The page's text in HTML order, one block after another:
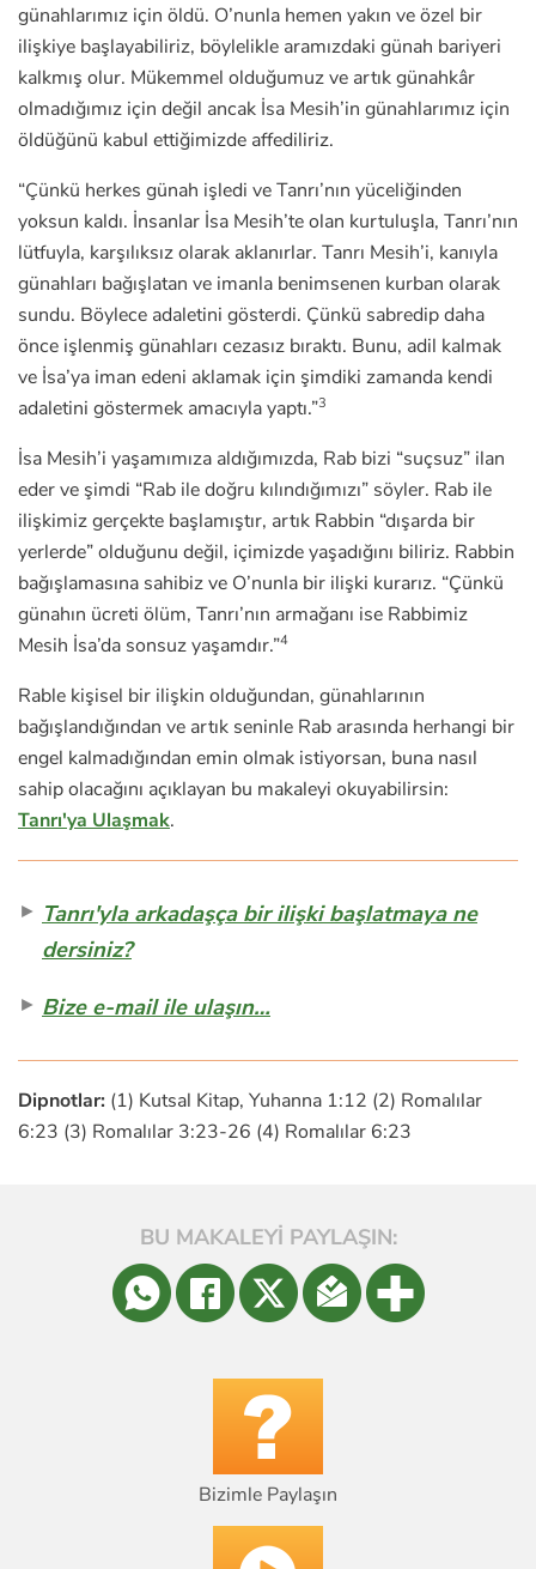
günahlarımız için öldü. O’nunla hemen yakın ve özel bir
ilişkiye başlayabiliriz, böylelikle aramızdaki günah bariyeri
kalkmış olur. Mükemmel olduğumuz ve artık günahkâr
olmadığımız için değil ancak İsa Mesih’in günahlarımız için
öldüğünü kabul ettiğimizde affediliriz.
“Çünkü herkes günah işledi ve Tanrı’nın yüceliğinden
yoksun kaldı. İnsanlar İsa Mesih’te olan kurtuluşla, Tanrı’nın
lütfuyla, karşılıksız olarak aklanırlar. Tanrı Mesih’i, kanıyla
günahları bağışlatan ve imanla benimsenen kurban olarak
sundu. Böylece adaletini gösterdi. Çünkü sabredip daha
önce işlenmiş günahları cezasız bıraktı. Bunu, adil kalmak
ve İsa’ya iman edeni aklamak için şimdiki zamanda kendi
adaletini göstermek amacıyla yaptı.”3
İsa Mesih’i yaşamımıza aldığımızda, Rab bizi “suçsuz” ilan
eder ve şimdi “Rab ile doğru kılındığımızı” söyler. Rab ile
ilişkimiz gerçekte başlamıştır, artık Rabbin “dışarda bir
yerlerde” olduğunu değil, içimizde yaşadığını biliriz. Rabbin
bağışlamasına sahibiz ve O’nunla bir ilişki kurarız. “Çünkü
günahın ücreti ölüm, Tanrı’nın armağanı ise Rabbimiz
Mesih İsa’da sonsuz yaşamdır.”4
Rable kişisel bir ilişkin olduğundan, günahlarının
bağışlandığından ve artık seninle Rab arasında herhangi bir
engel kalmadığından emin olmak istiyorsan, buna nasıl
sahip olacağını açıklayan bu makaleyi okuyabilirsin:
Tanrı'ya Ulaşmak.
► Tanrı'yla arkadaşça bir ilişki başlatmaya ne
dersiniz?
► Bize e-mail ile ulaşın…
Dipnotlar: (1) Kutsal Kitap, Yuhanna 1:12 (2) Romalılar
6:23 (3) Romalılar 3:23-26 (4) Romalılar 6:23
BU MAKALEYİ PAYLAŞIN:
Bizimle Paylaşın